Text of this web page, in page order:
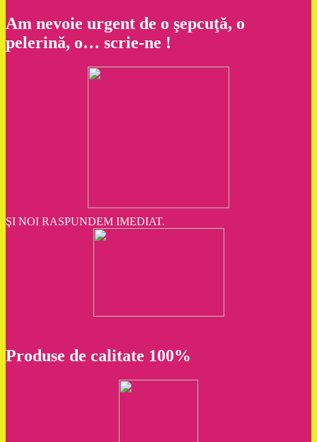
Am nevoie urgent de o şepcuţă, o
pelerină, o… scrie-ne !
ŞI NOI RASPUNDEM IMEDIAT.
Produse de calitate 100%